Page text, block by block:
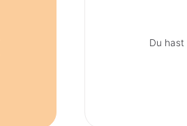
Du hast